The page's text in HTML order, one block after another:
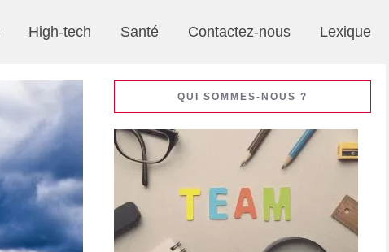
High-tech Santé Contactez-nous Lexique
QUI SOMMES-NOUS ?